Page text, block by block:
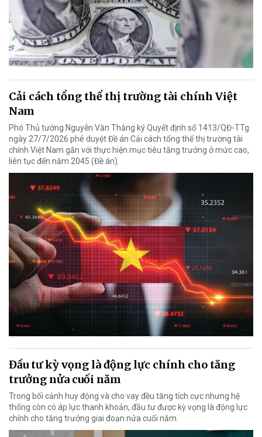
Cải cách tổng thể thị trường tài chính Việt
Nam
Phó Thủ tướng Nguyễn Văn Thắng ký Quyết định số 1413/QĐ-TTg
ngày 27/7/2026 phê duyệt Đề án Cải cách tổng thể thị trường tài
chính Việt Nam gắn với thực hiện mục tiêu tăng trưởng ở mức cao,
liên tục đến năm 2045 (Đề án).
Đầu tư kỳ vọng là động lực chính cho tăng
trưởng nửa cuối năm
Trong bối cảnh huy động và cho vay đều tăng tích cực nhưng hệ
thống còn có áp lực thanh khoản, đầu tư được kỳ vọng là động lực
chính cho tăng trưởng giai đoạn nửa cuối năm.